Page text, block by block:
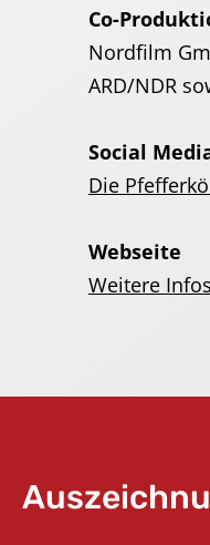
Co-
Nordfilm
ARD/NDR
Social
Die
Webseite
Weitere